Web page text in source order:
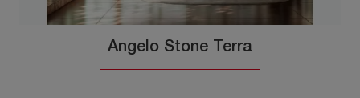
Angelo Stone Terra